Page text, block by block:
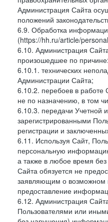
Администрация Сайта
положений
6.9. Обработка
(https://hh.ru/article/
6.10. Администрация
произошедшее по причине:
6.10.1. технических
Администрации Сайта;
6.10.2. перебоев в
не по назначению, в том
6.10.3. передачи
зарегистрированными
регистрации и
6.11. Используя Сайт,
персональную
а также в любое время
Сайта обязуется не
заявляющим о возможном
предоставление
6.12. Администрация
Пользователями или